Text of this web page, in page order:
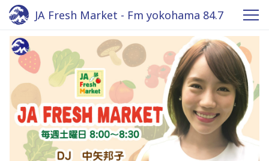
JA Fresh Market - Fm yokohama 84.7